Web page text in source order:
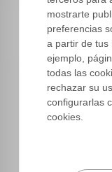
claramente
7.
Un proyecto
fracasar por
mostrarte
preferencias
a partir de tus
ejemplo,
todas las
rechazar su
configurarlas
cookies.